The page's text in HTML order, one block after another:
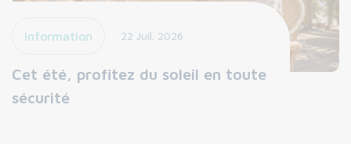
Information 22 Juil. 2026
Cet été, profitez du soleil en toute
sécurité